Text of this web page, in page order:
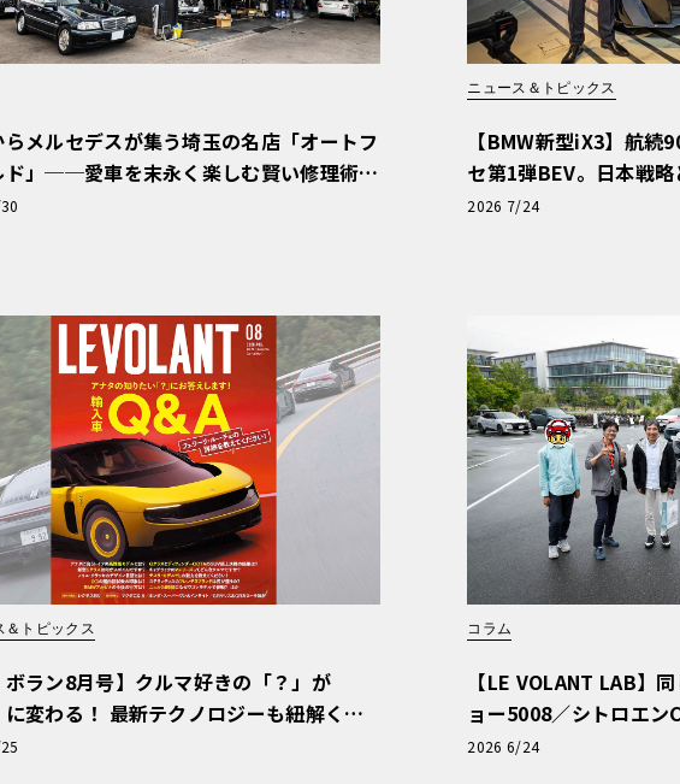
メルセデスが集う埼玉の名店「オートフ
ド」──愛車を末永く楽しむ賢い修理術
がフックス製オイルを選ぶ理由〈PR〉
ニュース＆トピックス
【BMW新型iX3】航続
セ第1弾BEV。日本戦
ぬける歓び」
2026 7/24
＆トピックス
ボラン8月号】クルマ好きの「？」が
に変わる！ 最新テクノロジーも紐解く
Q&A」
コラム
【LE VOLANT LAB】
ョー5008／シトロエン
読者一気乗りレポート
2026 6/24